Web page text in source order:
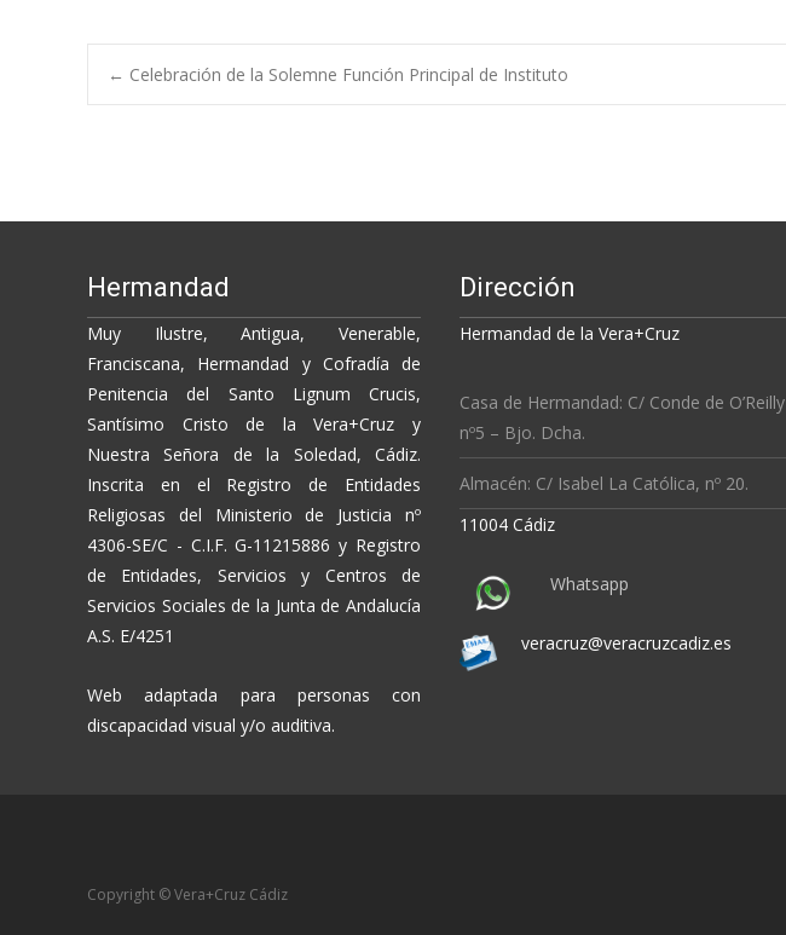
e
b
o
itt
er
p
y
Li
m
p
ar
Post
← Celebración de la Solemne Función Principal de Instituto
Hermandad
Muy Ilustre, Antigua, Venerable,
Franciscana, Hermandad y Cofradía de
Penitencia del Santo Lignum Crucis,
Santísimo Cristo de la Vera+Cruz y
Nuestra Señora de la Soledad, Cádiz.
Inscrita en el Registro de Entidades
Religiosas del Ministerio de Justicia nº
4306-SE/C - C.I.F. G-11215886 y Registro
de Entidades, Servicios y Centros de
Servicios Sociales de la Junta de Andalucía
A.S. E/4251
Web adaptada para personas con
discapacidad visual y/o auditiva.
Dirección
Hermandad de la Vera+Cruz
Casa de Hermandad: C/ Conde de O’Reilly
nº5 – Bjo. Dcha.
Almacén: C/ Isabel La Católica, nº 20.
11004 Cádiz
Whatsapp
veracruz@veracruzcadiz.es
Copyright © Vera+Cruz Cádiz